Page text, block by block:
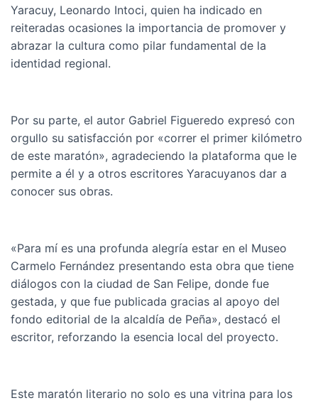
Yaracuy, Leonardo Intoci, quien ha indicado en
reiteradas ocasiones la importancia de promover y
abrazar la cultura como pilar fundamental de la
identidad regional.
Por su parte, el autor Gabriel Figueredo expresó con
orgullo su satisfacción por «correr el primer kilómetro
de este maratón», agradeciendo la plataforma que le
permite a él y a otros escritores Yaracuyanos dar a
conocer sus obras.
«Para mí es una profunda alegría estar en el Museo
Carmelo Fernández presentando esta obra que tiene
diálogos con la ciudad de San Felipe, donde fue
gestada, y que fue publicada gracias al apoyo del
fondo editorial de la alcaldía de Peña», destacó el
escritor, reforzando la esencia local del proyecto.
Este maratón literario no solo es una vitrina para los